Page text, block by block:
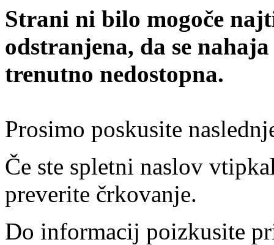
Strani ni bilo mogoče
odstranjena, da se
trenutno nedostopna.
Prosimo poskusite
Če ste spletni naslov
preverite črkovanje.
Do informacij poizkusite